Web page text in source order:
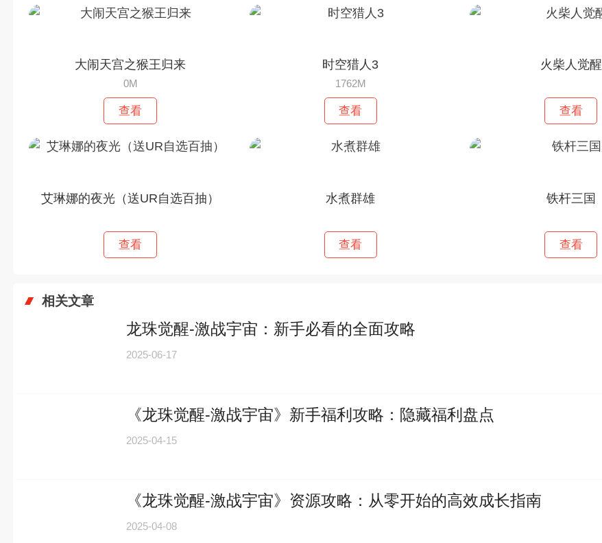
大闹天宫之猴王归来
0M
查看
时空猎人3
1762M
查看
火柴人觉醒
查看
艾琳娜的夜光（送UR自选百抽）
查看
水煮群雄
查看
铁杆三国
查看
相关文章
龙珠觉醒-激战宇宙：新手必看的全面攻略
2025-06-17
《龙珠觉醒-激战宇宙》新手福利攻略：隐藏福利盘点
2025-04-15
《龙珠觉醒-激战宇宙》资源攻略：从零开始的高效成长指南
2025-04-08